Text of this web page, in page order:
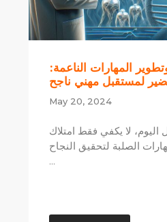
المهارات الناعمة:
لمستقبل مهني ناجح
May 20, 2024
لا يكفي فقط امتلاك
الصلبة لتحقيق النجاح
...